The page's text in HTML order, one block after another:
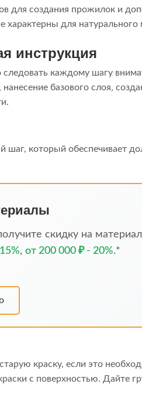
для создания прожилок и
характерны для натурального
инструкция
каждому шагу
базового слоя,
который обеспечивает
скидку на
, от 200 000 ₽ - 20%.*
краску, если это
с поверхностью. Дайте